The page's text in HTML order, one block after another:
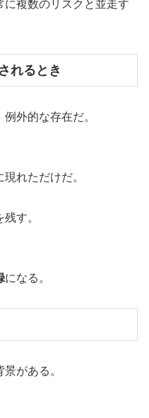
に複数のリスクと並走す
れるとき
外的な存在だ。
れただけだ。
す。
になる。
がある。